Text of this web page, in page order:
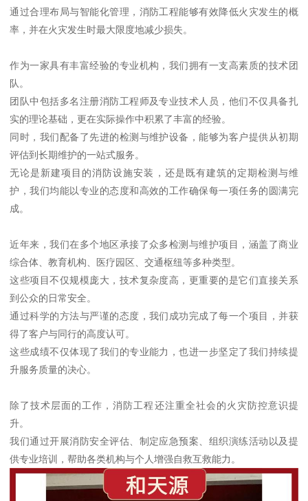
通过合理布局与智能化管理，消防工程能够有效降低火灾发生的概
率，并在火灾发生时最大限度地减少损失。
作为一家具有丰富经验的专业机构，我们拥有一支高素质的技术团
队。
团队中包括多名注册消防工程师及专业技术人员，他们不仅具备扎
实的理论基础，更在实际操作中积累了丰富的经验。
同时，我们配备了先进的检测与维护设备，能够为客户提供从初期
评估到长期维护的一站式服务。
无论是新建项目的消防设施安装，还是既有建筑的定期检测与维
护，我们均能以专业的态度和高效的工作确保每一项任务的圆满完
成。
近年来，我们在多个地区承接了众多检测与维护项目，涵盖了商业
综合体、教育机构、医疗园区、交通枢纽等多种类型。
这些项目不仅规模庞大，技术复杂度高，更重要的是它们直接关系
到公众的日常安全。
通过科学的方法与严谨的态度，我们成功完成了每一个项目，并获
得了客户与同行的高度认可。
这些成绩不仅体现了我们的专业能力，也进一步坚定了我们持续提
升服务质量的决心。
除了技术层面的工作，消防工程还注重全社会的火灾防控意识提
升。
我们通过开展消防安全评估、制定应急预案、组织演练活动以及提
供专业培训，帮助各类机构与个人增强自救互救能力。